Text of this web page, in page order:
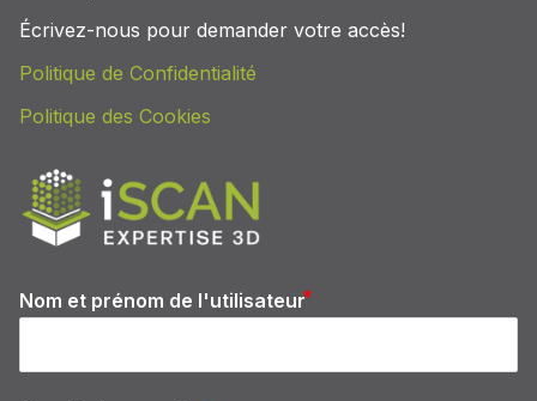
Écrivez-nous pour demander votre accès!
Politique de Confidentialité
Politique des Cookies
Nom et prénom de l'utilisateur